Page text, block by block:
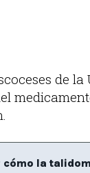
de la
la